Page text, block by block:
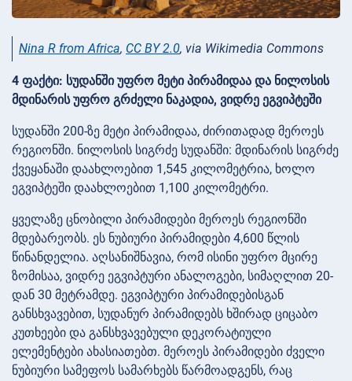
Nina R from Africa, CC BY 2.0, via Wikimedia Commons
4 ფაქტი: სუდანში უფრო მეტი პირამიდაა და ნილოსის
მდინარის უფრო გრძელი ნაკადია, ვიდრე ეგვიპტეში
სუდანში 200-ზე მეტი პირამიდაა, ძირითადად მეროეს
რეგიონში. ნილოსის სიგრძე სუდანში: მდინარის სიგრძე
ქვეყანაში დაახლოებით 1,545 კილომეტრია, ხოლო
ეგვიპტეში დაახლოებით 1,100 კილომეტრი.
ყველაზე ცნობილი პირამიდები მეროეს რეგიონში
მდებარეობს. ეს ნუბიური პირამიდები 4,600 წლის
წინანდელია. აღსანიშნავია, რომ ისინი უფრო მცირე
ზომისაა, ვიდრე ეგვიპტური ანალოგები, სიმაღლით 20-
დან 30 მეტრამდე. ეგვიპტური პირამიდებისგან
განსხვავებით, სუდანურ პირამიდებს ხშირად ციცაბო
კუთხეები და განსხვავებული დეკორატიული
ელემენტები ახასიათებთ. მეროეს პირამიდები ძველი
ნუბიური სამეფოს სამარხებს წარმოადგენს, რაც